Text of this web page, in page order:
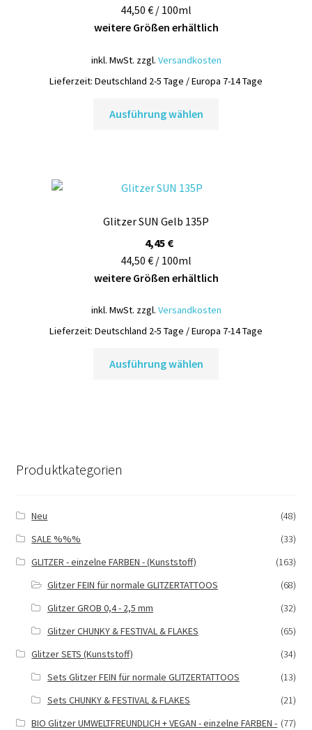
44,50 € / 100ml
weitere Größen erhältlich
inkl. MwSt. zzgl. Versandkosten
Lieferzeit: Deutschland 2-5 Tage / Europa 7-14 Tage
Ausführung wählen
gewählt
werden
Glitzer SUN Gelb 135P
4,45 €
44,50 € / 100ml
weitere Größen erhältlich
inkl. MwSt. zzgl. Versandkosten
Lieferzeit: Deutschland 2-5 Tage / Europa 7-14 Tage
Ausführung wählen
Produktkategorien
Neu
(48)
SALE %%%
(33)
GLITZER - einzelne FARBEN - (Kunststoff)
(163)
Glitzer FEIN für normale GLITZERTATTOOS
(68)
Glitzer GROB 0,4 - 2,5 mm
(32)
Glitzer CHUNKY & FESTIVAL & FLAKES
(65)
Glitzer SETS (Kunststoff)
(34)
Sets Glitzer FEIN für normale GLITZERTATTOOS
(13)
Sets CHUNKY & FESTIVAL & FLAKES
(21)
BIO Glitzer UMWELTFREUNDLICH + VEGAN - einzelne FARBEN - (77)